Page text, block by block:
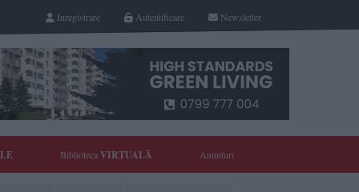
Newsletter
Autentificare
Inregistrare
BibliotecaVIRTUALĂ Anunturi